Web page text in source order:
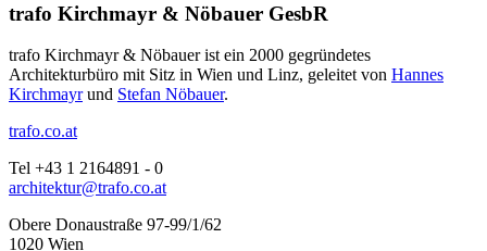
trafo Kirchmayr & Nöbauer GesbR
trafo Kirchmayr & Nöbauer ist ein 2000 gegründetes
Architekturbüro mit Sitz in Wien und Linz, geleitet von Hannes
Kirchmayrund Stefan Nöbauer.
trafo.co.at
Tel +43 1 2164891 - 0
architektur@trafo.co.at
Obere Donaustraße 97-99/1/62
1020 Wien